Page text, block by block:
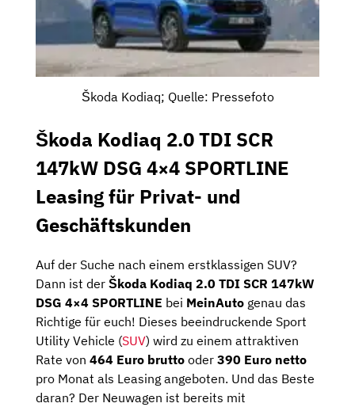
Škoda Kodiaq; Quelle: Pressefoto
Škoda Kodiaq 2.0 TDI SCR
147kW DSG 4×4 SPORTLINE
Leasing für Privat- und
Geschäftskunden
Auf der Suche nach einem erstklassigen SUV?
Dann ist der Škoda Kodiaq 2.0 TDI SCR 147kW
DSG 4×4 SPORTLINE bei MeinAuto genau das
Richtige für euch! Dieses beeindruckende Sport
Utility Vehicle (SUV) wird zu einem attraktiven
Rate von 464 Euro brutto oder 390 Euro netto
pro Monat als Leasing angeboten. Und das Beste
daran? Der Neuwagen ist bereits mit